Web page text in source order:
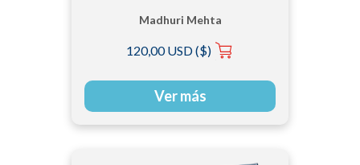
Madhuri Mehta
120,00 USD ($)
Ver más